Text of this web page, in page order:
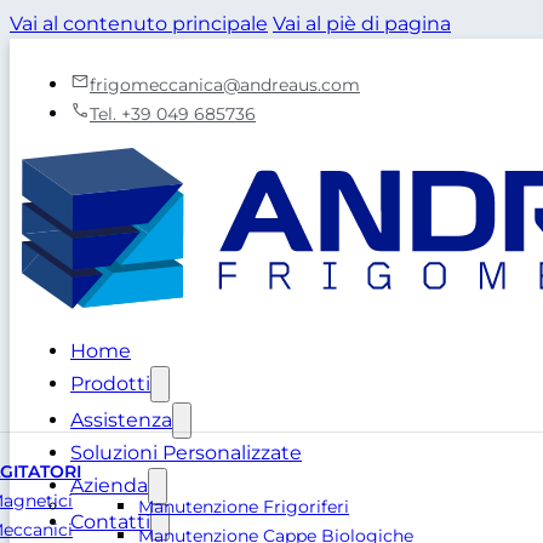
Vai al contenuto principale Vai al piè di pagina
frigomeccanica@andreaus.com
Tel. +39 049 685736
Home
Prodotti
Assistenza
Manutenzione Frigoriferi
Manutenzione Cappe Biologiche
Soluzioni Personalizzate
Azienda
Contatti